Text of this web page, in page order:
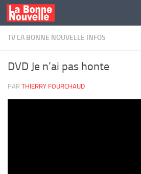
Skip to content
TV LA BONNE NOUVELLE INFOS
DVD Je n’ai pas honte
PAR THIERRY FOURCHAUD